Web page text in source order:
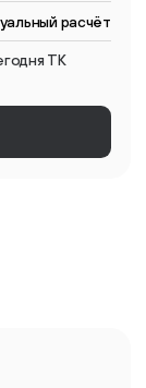
расчёт
ТК